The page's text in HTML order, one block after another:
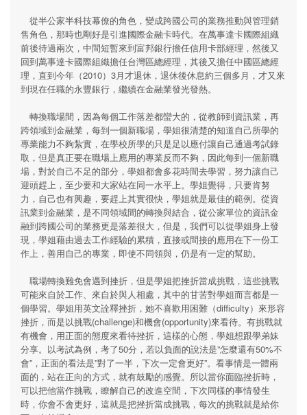
從半公家半科技幕僚的角色，變成跨國公司的業務推動與管理銷
售角色，那時也剛好是引進國際金融卡時代。在萬事達卡國際組織
前後待過兩次，中間短暫來到富邦銀行擔任信用卡部經理，然後又
回到萬事達卡國際組織擔任台灣區總經理，其後又擔任中國區總經
理，直到今年（2010）3月才退休，退休後休息約三個多月，才又來
到現在任職的永豐銀行，繼續在金融業發光發熱。
轉換職場間，因為每個工作落差都蠻大的，從教師到資訊業，再
跨領域到金融業，每到一個新職場，學姐很清楚的知道自己所學的
專業能力不夠紮實，在學校所學的只是足以應付讓自己通過考試錄
取，但是真正要在職場上應用的專業反而不夠，因此每到一個新職
場，對於自己不足的部分，學姐都會多花時間去學習，努力讓自己
迎頭趕上，至少要和大家站在同一水平上。學姐覺得，只要肯努
力，自己也有興趣，要趕上其實很快，學姐就是最佳的範例。從資
訊業到金融業，是不同領域間的轉換與結合，從公家單位的資訊金
融到跨國公司的業務更是落差很大，但是，我們可以從學姐身上發
現，學姐藉由過去工作經驗的累積，直接或間接的應用在下一份工
作上，善用自己的專業，即使不同領與，仍是有一定的幫助。
職場轉換難免會遇到挫折，但是學姐把挫折當成挑戰，這些挑戰
可能來自於工作、來自於與人相處，其中的甘苦對學姐而言都是一
個學習。學姐用英文詮釋挫折，她不喜歡用困難（difficulty）來形容
挫折，而是以挑戰(challenge)和機會(opportunity)來看待。有挑戰就
有機會，用正面的態度來看待挫折，這樣的心態，學姐想跟學弟妹
分享。以考試為例，考了50分，若以負面的說法是”怎麼還有50%不
會”，正面的看法是”對了一半，下次一定會更好”。看事情是一體兩
面的，站在正向的方式，就有鼓勵的感覺。所以當你面臨挫折時，
可以把他當作挑戰，瞭解自己的改進空間，下次同樣的事情發生
時，你會不會更好，這就是把挫折當成挑戰，每次的挑戰就是給你